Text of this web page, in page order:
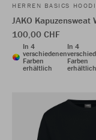
HERREN BASICS
JAKO Kapuzensweat
100,00 CHF
In 4
verschiedenen
Farben
erhältlich
In 4
Farben
erhältlich